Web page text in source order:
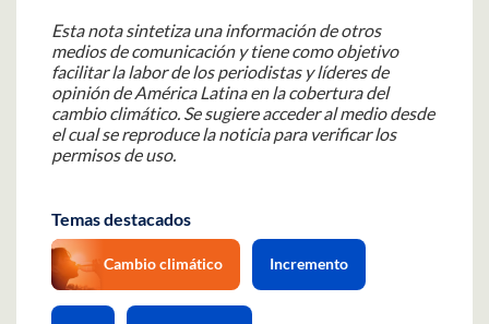
Esta nota sintetiza una información de otros
medios de comunicación y tiene como objetivo
facilitar la labor de los periodistas y líderes de
opinión de América Latina en la cobertura del
cambio climático. Se sugiere acceder al medio desde
el cual se reproduce la noticia para verificar los
permisos de uso.
Temas destacados
Cambio climático Incremento